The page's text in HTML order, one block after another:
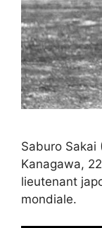
Saburo Sakai
Kanagawa,
lieutenant
mondiale.